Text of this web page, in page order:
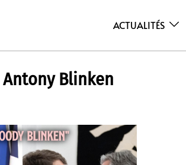
ACTUALITÉS
Antony Blinken